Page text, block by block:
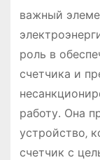
важный
роль в
счетчика и
работу․ Она
устройство‚
счетчик с